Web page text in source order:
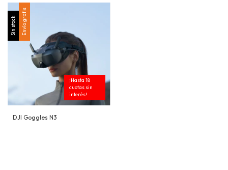
Sin stock Envío gratis
¡Hasta 18
cuotas sin
interés!
DJI Goggles N3